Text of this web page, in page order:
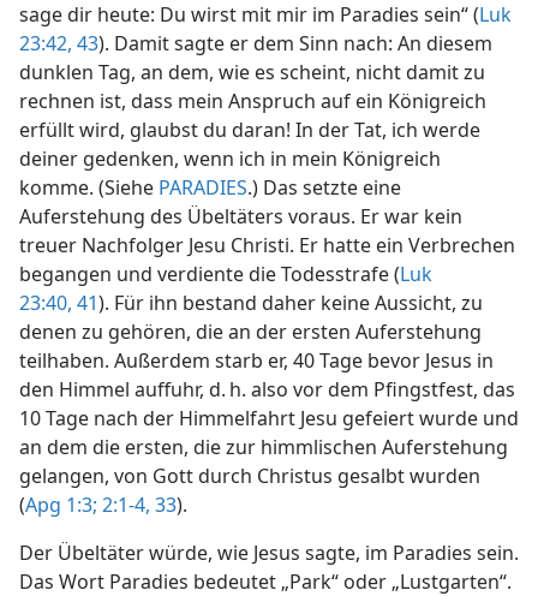
sage dir heute: Du wirst mit mir im Paradies sein“ (Luk
23:42, 43). Damit sagte er dem Sinn nach: An diesem
dunklen Tag, an dem, wie es scheint, nicht damit zu
rechnen ist, dass mein Anspruch auf ein Königreich
erfüllt wird, glaubst du daran! In der Tat, ich werde
deiner gedenken, wenn ich in mein Königreich
komme. (Siehe PARADIES.) Das setzte eine
Auferstehung des Übeltäters voraus. Er war kein
treuer Nachfolger Jesu Christi. Er hatte ein Verbrechen
begangen und verdiente die Todesstrafe (Luk
23:40, 41). Für ihn bestand daher keine Aussicht, zu
denen zu gehören, die an der ersten Auferstehung
teilhaben. Außerdem starb er, 40 Tage bevor Jesus in
den Himmel auffuhr, d. h. also vor dem Pfingstfest, das
10 Tage nach der Himmelfahrt Jesu gefeiert wurde und
an dem die ersten, die zur himmlischen Auferstehung
gelangen, von Gott durch Christus gesalbt wurden
(Apg 1:3; 2:1-4, 33).
Der Übeltäter würde, wie Jesus sagte, im Paradies sein.
Das Wort Paradies bedeutet „Park“ oder „Lustgarten“.